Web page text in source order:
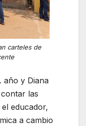
carteles de
año y Diana
las
educador,
a cambio